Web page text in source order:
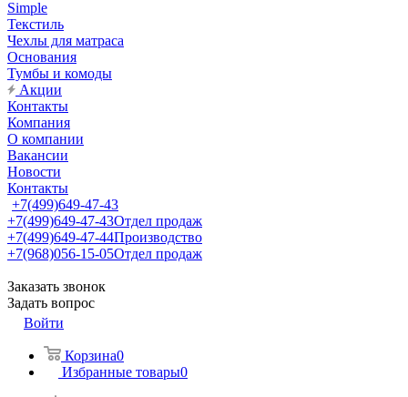
Simple
Текстиль
Чехлы для матраса
Основания
Тумбы и комоды
Акции
Контакты
Компания
О компании
Вакансии
Новости
Контакты
+7(499)649-47-43
+7(499)649-47-43Отдел продаж
+7(499)649-47-44Производство
+7(968)056-15-05Отдел продаж
Заказать звонок
Задать вопрос
Войти
Корзина0
Избранные товары0